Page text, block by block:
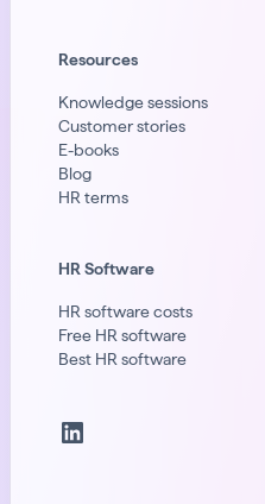
Resources
Knowledge sessions
Customer stories
E-books
Blog
HR terms
HR Software
HR software costs
Free HR software
Best HR software
LinkedIn